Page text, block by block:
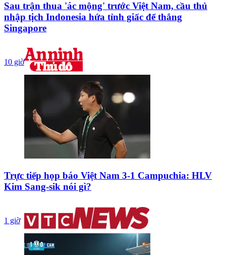
Sau trận thua 'ác mộng' trước Việt Nam, cầu thủ
nhập tịch Indonesia hứa tỉnh giấc để thắng
Singapore
10 giờ
Trực tiếp họp báo Việt Nam 3-1 Campuchia: HLV
Kim Sang-sik nói gì?
1 giờ